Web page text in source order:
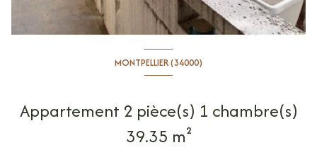
MONTPELLIER (34000)
Appartement 2 pièce(s) 1 chambre(s)
39.35 m²